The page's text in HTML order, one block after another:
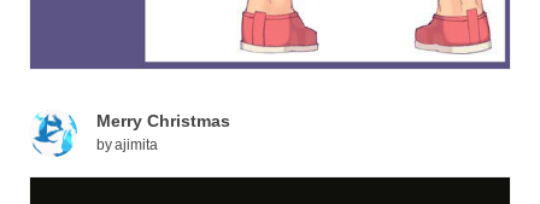
Merry Christmas
byajimita